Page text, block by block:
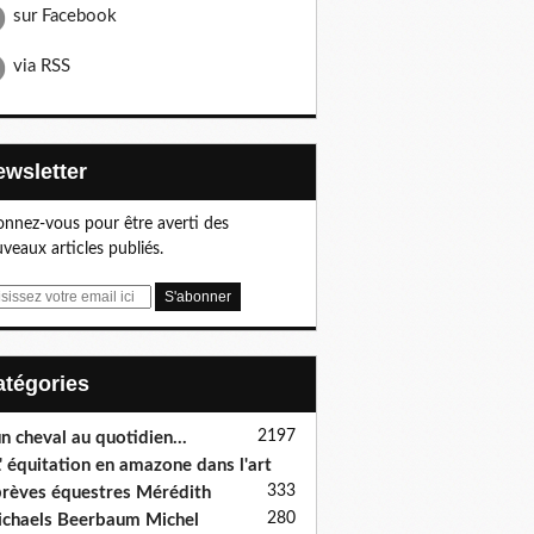
sur Facebook
via RSS
vous pour être averti des
articles publiés.
cheval au quotidien... 2197
équitation en amazone dans l'art
333
équestres Mérédith
Beerbaum Michel
280